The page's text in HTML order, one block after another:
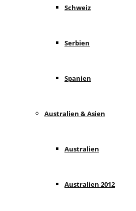
Schweiz
Serbien
Spanien
Australien & Asien
Australien
Australien 2012